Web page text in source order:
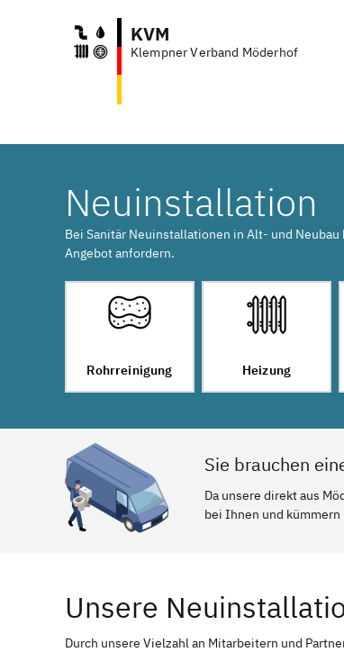
KVM
Klempner Verband Möderhof
Neuinstallation
Bei Sanitär Neuinstallationen in Alt- und
Angebot anfordern.
Rohrreinigung Heizung
Sie brauchen
Da unsere direkt aus
bei Ihnen und
Unsere
Durch unsere Vielzahl an Mitarbeitern und